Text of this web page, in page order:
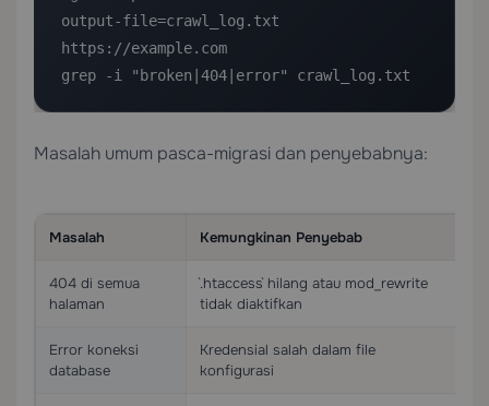
output-file=crawl_log.txt
https://example.com
grep -i "broken|404|error" crawl_log.txt
Masalah umum pasca-migrasi dan penyebabnya:
Masalah Kemungkinan Penyebab
404 di semua
halaman
`.htaccess` hilang atau mod_rewrite
tidak diaktifkan
Error koneksi
database
Kredensial salah dalam file
konfigurasi